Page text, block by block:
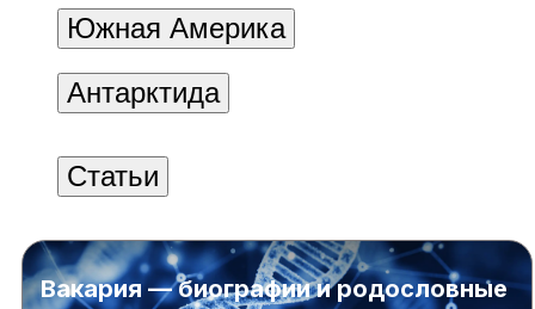
Южная Америка
Антарктида
Статьи
Вакария — биографии и родословные